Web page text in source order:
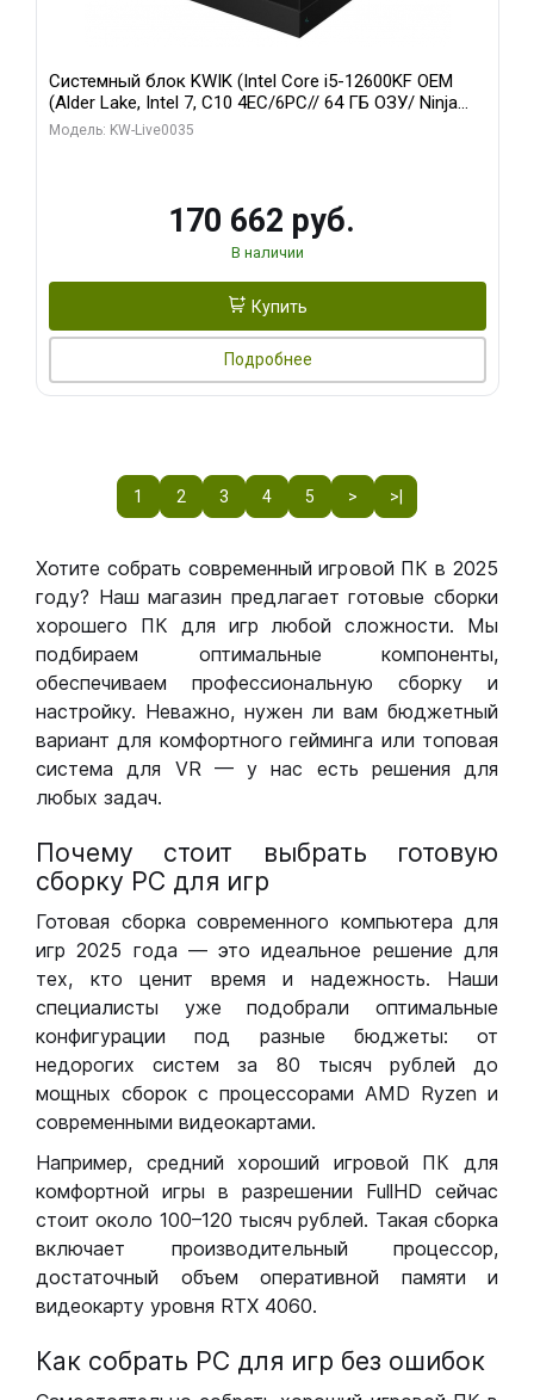
Системный блок KWIK (Intel Core i5-12600KF OEM
(Alder Lake, Intel 7, C10 4EC/6PC// 64 ГБ ОЗУ/ Ninja
Sinotex GTX1650 4GB 128bit GDDR6 DVI DP HDMI 2/
Модель: KW-Live0035
170 662 руб.
В наличии
Купить
Подробнее
1 2 3 4 5 > >|
Хотите собрать современный игровой ПК в 2025
году? Наш магазин предлагает готовые сборки
хорошего ПК для игр любой сложности. Мы
подбираем оптимальные компоненты,
обеспечиваем профессиональную сборку и
настройку. Неважно, нужен ли вам бюджетный
вариант для комфортного гейминга или топовая
система для VR — у нас есть решения для
любых задач.
Почему стоит выбрать готовую
сборку РС для игр
Готовая сборка современного компьютера для
игр 2025 года — это идеальное решение для
тех, кто ценит время и надежность. Наши
специалисты уже подобрали оптимальные
конфигурации под разные бюджеты: от
недорогих систем за 80 тысяч рублей до
мощных сборок с процессорами AMD Ryzen и
современными видеокартами.
Например, средний хороший игровой ПК для
комфортной игры в разрешении FullHD сейчас
стоит около 100–120 тысяч рублей. Такая сборка
включает производительный процессор,
достаточный объем оперативной памяти и
видеокарту уровня RTX 4060.
Как собрать РС для игр без ошибок